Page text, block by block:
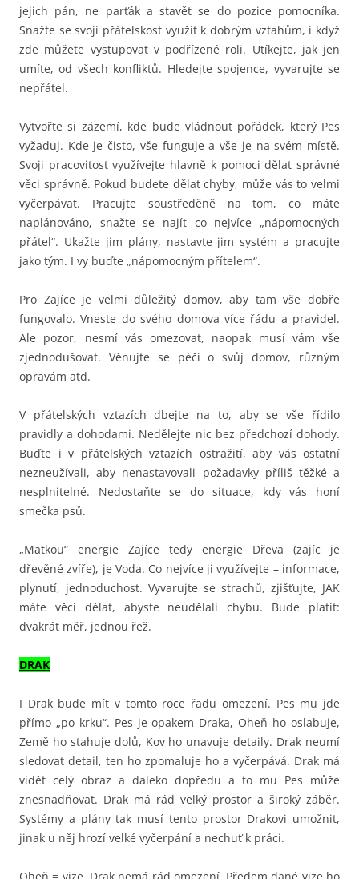
jejich pán, ne parťák a stavět se do pozice pomocníka.
Snažte se svoji přátelskost využít k dobrým vztahům, i když
zde můžete vystupovat v podřízené roli. Utíkejte, jak jen
umíte, od všech konfliktů. Hledejte spojence, vyvarujte se
nepřátel.
Vytvořte si zázemí, kde bude vládnout pořádek, který Pes
vyžaduj. Kde je čisto, vše funguje a vše je na svém místě.
Svoji pracovitost využívejte hlavně k pomoci dělat správné
věci správně. Pokud budete dělat chyby, může vás to velmi
vyčerpávat. Pracujte soustředěně na tom, co máte
naplánováno, snažte se najít co nejvíce „nápomocných
přátel“. Ukažte jim plány, nastavte jim systém a pracujte
jako tým. I vy buďte „nápomocným přítelem“.
Pro Zajíce je velmi důležitý domov, aby tam vše dobře
fungovalo. Vneste do svého domova více řádu a pravidel.
Ale pozor, nesmí vás omezovat, naopak musí vám vše
zjednodušovat. Věnujte se péči o svůj domov, různým
opravám atd.
V přátelských vztazích dbejte na to, aby se vše řídilo
pravidly a dohodami. Nedělejte nic bez předchozí dohody.
Buďte i v přátelských vztazích ostražití, aby vás ostatní
nezneužívali, aby nenastavovali požadavky příliš těžké a
nesplnitelné. Nedostaňte se do situace, kdy vás honí
smečka psů.
„Matkou“ energie Zajíce tedy energie Dřeva (zajíc je
dřevěné zvíře), je Voda. Co nejvíce ji využívejte – informace,
plynutí, jednoduchost. Vyvarujte se strachů, zjišťujte, JAK
máte věci dělat, abyste neudělali chybu. Bude platit:
dvakrát měř, jednou řež.
DRAK
I Drak bude mít v tomto roce řadu omezení. Pes mu jde
přímo „po krku“. Pes je opakem Draka, Oheň ho oslabuje,
Země ho stahuje dolů, Kov ho unavuje detaily. Drak neumí
sledovat detail, ten ho zpomaluje ho a vyčerpává. Drak má
vidět celý obraz a daleko dopředu a to mu Pes může
znesnadňovat. Drak má rád velký prostor a široký záběr.
Systémy a plány tak musí tento prostor Drakovi umožnit,
jinak u něj hrozí velké vyčerpání a nechuť k práci.